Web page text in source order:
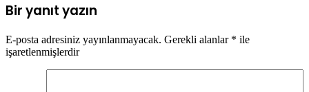
Bir yanıt yazın
E-posta adresiniz yayınlanmayacak. Gerekli alanlar * ile
işaretlenmişlerdir